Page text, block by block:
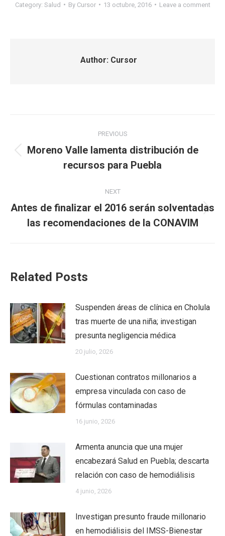
Category: Salud By Cursor 13 octubre, 2016 Leave a comment
Author: Cursor
navigation
PREVIOUS
Previous
post:
Moreno Valle lamenta distribución de
recursos para Puebla
NEXT
Next
post:
Antes de finalizar el 2016 serán solventadas
las recomendaciones de la CONAVIM
Related Posts
Suspenden áreas de clínica en Cholula
tras muerte de una niña; investigan
presunta negligencia médica
20 julio, 2026
Cuestionan contratos millonarios a
empresa vinculada con caso de
fórmulas contaminadas
16 junio, 2026
Armenta anuncia que una mujer
encabezará Salud en Puebla; descarta
relación con caso de hemodiálisis
4 junio, 2026
Investigan presunto fraude millonario
en hemodiálisis del IMSS-Bienestar